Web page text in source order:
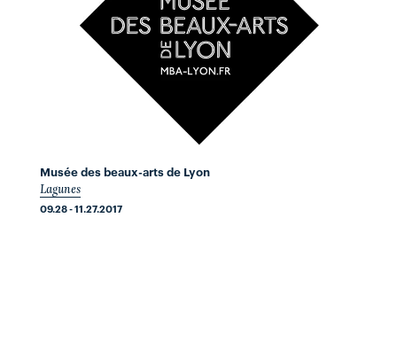
Musée des beaux-arts de Lyon
Lagunes
09.28 - 11.27.2017